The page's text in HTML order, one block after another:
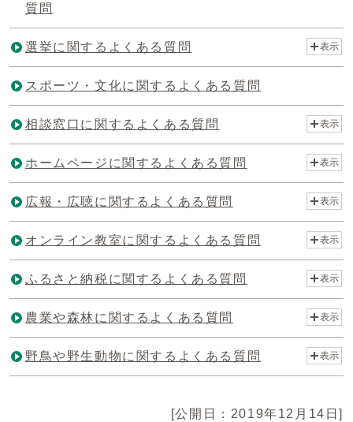
質問
選挙に関するよくある質問 表示
スポーツ・文化に関するよくある質問
相談窓口に関するよくある質問 表示
ホームページに関するよくある質問 表示
広報・広聴に関するよくある質問 表示
オンライン教室に関するよくある質問 表示
ふるさと納税に関するよくある質問 表示
農業や森林に関するよくある質問 表示
野鳥や野生動物に関するよくある質問 表示
[公開日：2019年12月14日]